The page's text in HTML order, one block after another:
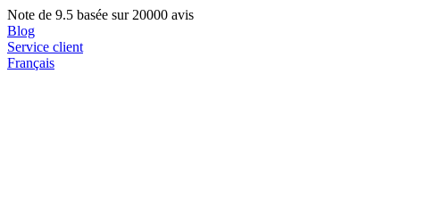
Note de 9.5 basée sur 20000 avis
Blog
Service client
Français